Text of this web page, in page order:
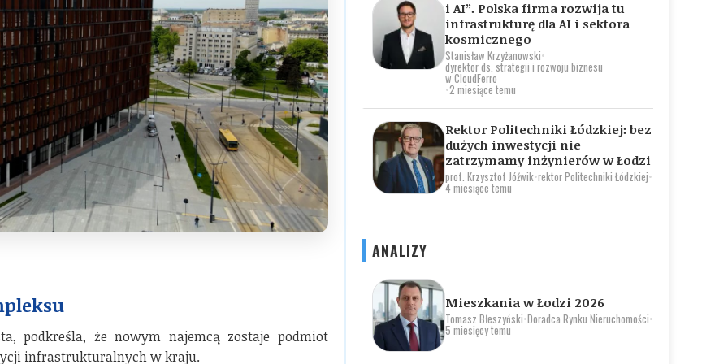
podkreśla, że nowym najemcą zostaje podmiot
infrastrukturalnych w kraju.
i AI”. Polska firma rozwija tu
infrastrukturę dla AI i sektora
kosmicznego
Stanisław Krzyżanowski•
dyrektor ds. strategii i rozwoju biznesu
w CloudFerro
•2 miesiące temu
Rektor Politechniki Łódzkiej: bez
dużych inwestycji nie
zatrzymamy inżynierów w Łodzi
prof. Krzysztof Jóźwik•rektor Politechniki Łódzkiej•
4 miesiące temu
ANALIZY
Mieszkania w Łodzi 2026
Tomasz Błeszyński•Doradca Rynku Nieruchomości•
5 miesięcy temu